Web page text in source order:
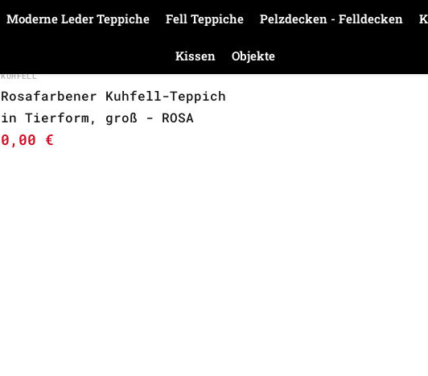
Moderne Leder Teppiche Fell Teppiche Pelzdecken - Felldecken
Kissen Objekte
KUHFELL
Rosafarbener Kuhfell-Teppich
in Tierform, groß - ROSA
0,00 €